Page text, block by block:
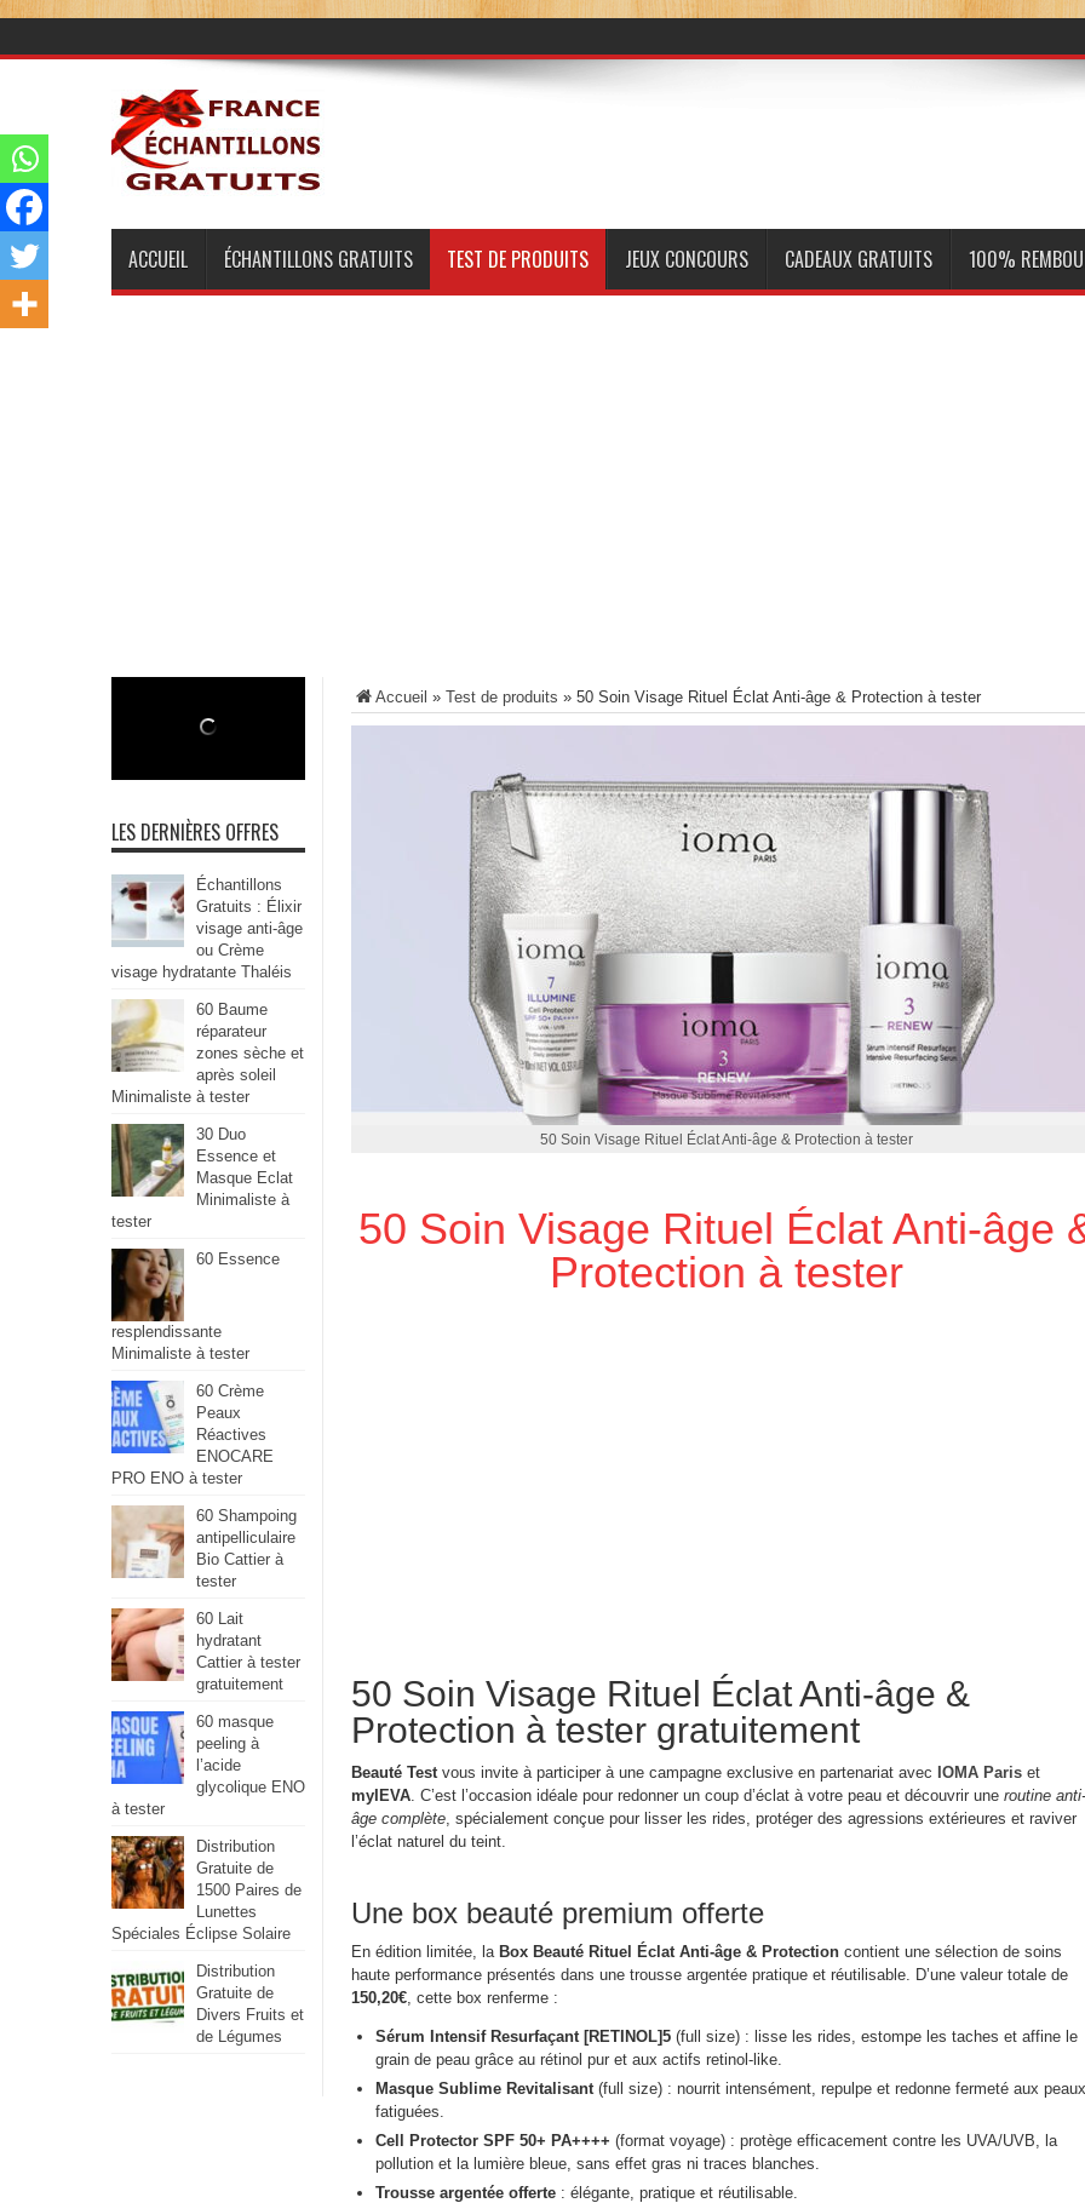
ACCUEIL ÉCHANTILLONS GRATUITS TEST DE PRODUITS JEUX CONCOURS CADEAUX GRATUITS 100%
Accueil » Test de produits » 50 Soin Visage Rituel Éclat Anti-âge & Protection à tester
50 Soin Visage Rituel Éclat Anti-âge & Protection à tester
50 Soin Visage Rituel Éclat Anti-âge
Protection à tester
50 Soin Visage Rituel Éclat Anti-âge &
Protection à tester gratuitement
Beauté Testvous invite à participer à une campagne exclusive en partenariat avec IOMA Paris et
myIEVA. C’est l’occasion idéale pour redonner un coup d’éclat à votre peau et découvrir une routine anti-
âge complète, spécialement conçue pour lisser les rides, protéger des agressions extérieures et raviver
l’éclat naturel du teint.
Une box beauté premium offerte
En édition limitée, la Box Beauté Rituel Éclat Anti-âge & Protection contient une sélection de soins
haute performance présentés dans une trousse argentée pratique et réutilisable. D’une valeur totale de
150,20€, cette box renferme :
Sérum Intensif Resurfaçant [RETINOL]5 (full size) : lisse les rides, estompe les taches et affine le
grain de peau grâce au rétinol pur et aux actifs retinol-like.
Masque Sublime Revitalisant(full size) : nourrit intensément, repulpe et redonne fermeté aux peaux
fatiguées.
Cell Protector SPF 50+ PA++++ (format voyage) : protège efficacement contre les UVA/UVB, la
pollution et la lumière bleue, sans effet gras ni traces blanches.
Trousse argentée offerte : élégante, pratique et réutilisable.
LES DERNIÈRES OFFRES
Échantillons
Gratuits : Élixir
visage anti-âge
ou Crème
visage hydratante Thaléis
60 Baume
réparateur
zones sèche et
après soleil
Minimaliste à tester
30 Duo
Essence et
Masque Eclat
Minimaliste à
tester
60 Essence
resplendissante
Minimaliste à tester
60 Crème
Peaux
Réactives
ENOCARE
PRO ENO à tester
60 Shampoing
antipelliculaire
Bio Cattier à
tester
60 Lait
hydratant
Cattier à tester
gratuitement
60 masque
peeling à
l’acide
glycolique ENO
à tester
Distribution
Gratuite de
1500 Paires de
Lunettes
Spéciales Éclipse Solaire
Distribution
Gratuite de
Divers Fruits et
de Légumes